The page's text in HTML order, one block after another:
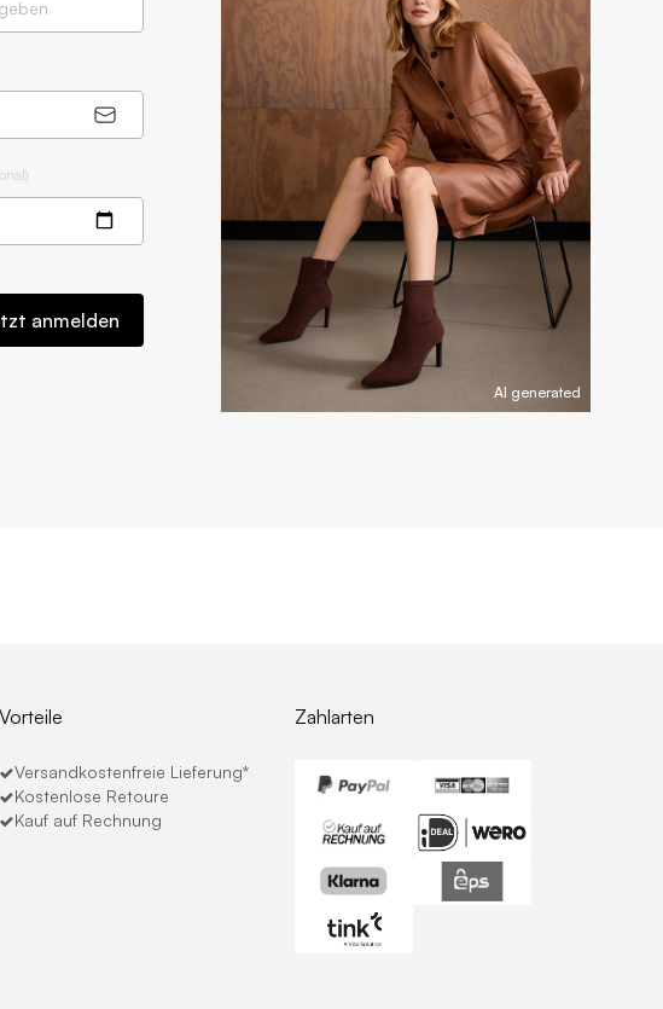
)
anmelden
AI generated
Vorteile
Versandkostenfreie Lieferung*
Kostenlose Retoure
Kauf auf Rechnung
Zahlarten